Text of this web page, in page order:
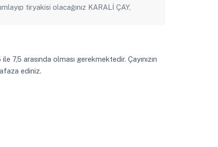
tiryakisi olacağınız KARALİ ÇAY,
arasında olması gerekmektedir. Çayınızın
ediniz.